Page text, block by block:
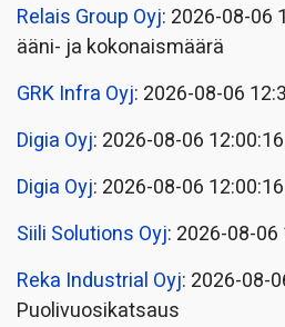
Relais Group Oyj: 2026-08-06
ääni- ja kokonaismäärä
GRK Infra Oyj: 2026-08-06
Digia Oyj: 2026-08-06
Digia Oyj: 2026-08-06
Siili Solutions Oyj: 2026-08-
Reka Industrial Oyj: 2026-08-
Puolivuosikatsaus